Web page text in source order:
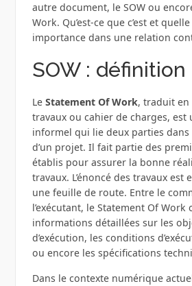
autre document, le SOW ou
Work. Qu’est-ce que c’est et
importance dans une relation
SOW : définition
Le Statement Of Work, traduit en
travaux ou cahier de charges, est
informel qui lie deux parties
d’un projet. Il fait partie des
établis pour assurer la bonne
travaux. L’énoncé des travaux est
une feuille de route. Entre le
l’exécutant, le Statement Of Work
informations détaillées sur les
d’exécution, les conditions
ou encore les spécifications
Dans le contexte numérique